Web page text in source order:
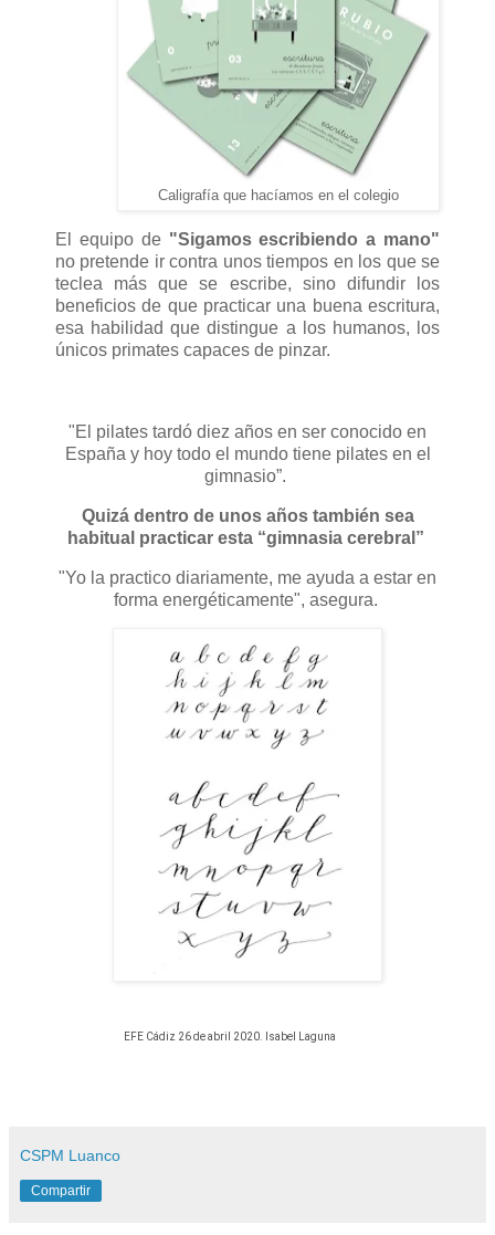
Caligrafía que hacíamos en el colegio
El equipo de "Sigamos escribiendo a mano"
no pretende ir contra unos tiempos en los que se
teclea más que se escribe, sino difundir los
beneficios de que practicar una buena escritura,
esa habilidad que distingue a los humanos, los
únicos primates capaces de pinzar.
"El pilates tardó diez años en ser conocido en
España y hoy todo el mundo tiene pilates en el
gimnasio”.
Quizá dentro de unos años también sea
habitual practicar esta “gimnasia cerebral”
"Yo la practico diariamente, me ayuda a estar en
forma energéticamente", asegura.
EFE Cádiz 26 de abril 2020. Isabel Laguna
CSPM Luanco
Compartir